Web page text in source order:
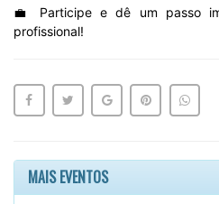
💼 Participe e dê um passo
profissional!
MAIS EVENTOS